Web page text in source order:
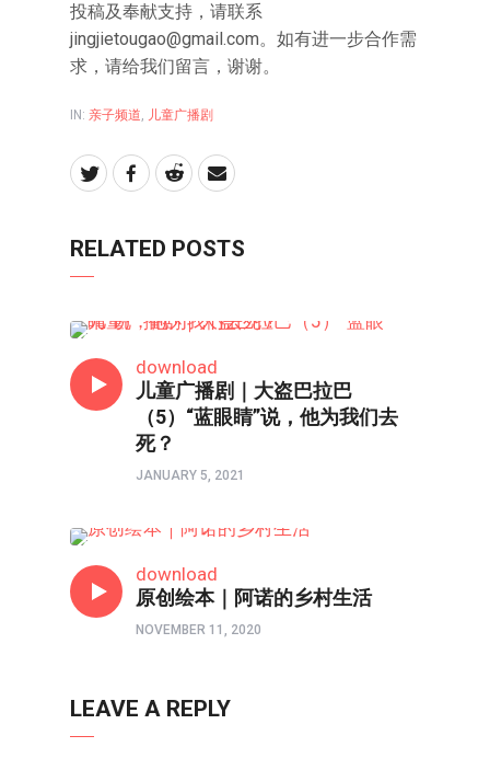
投稿及奉献支持，请联系
jingjietougao@gmail.com。如有进一步合作需
求，请给我们留言，谢谢。
IN: 亲子频道, 儿童广播剧
RELATED POSTS
download
儿童广播剧｜大盗巴拉巴
（5）“蓝眼睛”说，他为我们去
死？
JANUARY 5, 2021
download
原创绘本｜阿诺的乡村生活
NOVEMBER 11, 2020
LEAVE A REPLY